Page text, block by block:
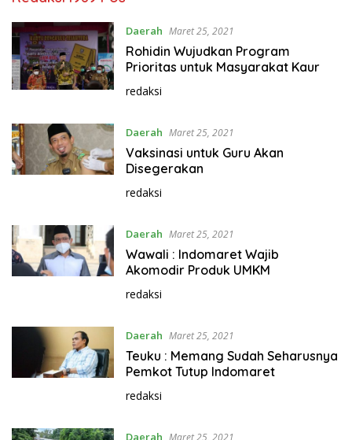
Daerah Maret 25, 2021
Rohidin Wujudkan Program
Prioritas untuk Masyarakat Kaur
redaksi
Daerah Maret 25, 2021
Vaksinasi untuk Guru Akan
Disegerakan
redaksi
Daerah Maret 25, 2021
Wawali : Indomaret Wajib
Akomodir Produk UMKM
redaksi
Daerah Maret 25, 2021
Teuku : Memang Sudah Seharusnya
Pemkot Tutup Indomaret
redaksi
Daerah Maret 25, 2021